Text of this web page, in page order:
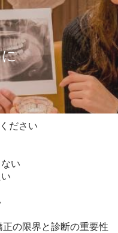
ださい
い
の限界と診断の重要性